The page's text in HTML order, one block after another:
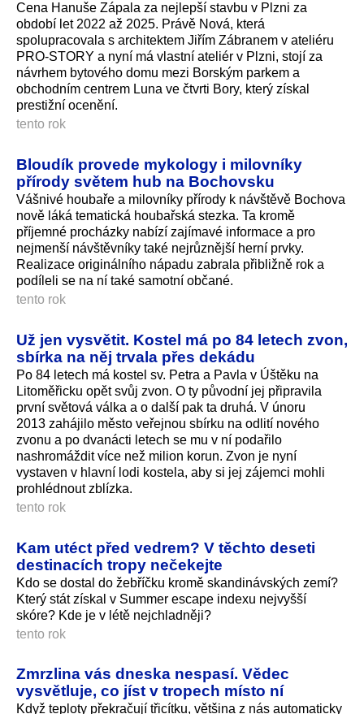
Cena Hanuše Zápala za nejlepší stavbu v Plzni za
období let 2022 až 2025. Právě Nová, která
spolupracovala s architektem Jiřím Zábranem v ateliéru
PRO-STORY a nyní má vlastní ateliér v Plzni, stojí za
návrhem bytového domu mezi Borským parkem a
obchodním centrem Luna ve čtvrti Bory, který získal
prestižní ocenění.
tento rok
Bloudík provede mykology i milovníky
přírody světem hub na Bochovsku
Vášnivé houbaře a milovníky přírody k návštěvě Bochova
nově láká tematická houbařská stezka. Ta kromě
příjemné procházky nabízí zajímavé informace a pro
nejmenší návštěvníky také nejrůznější herní prvky.
Realizace originálního nápadu zabrala přibližně rok a
podíleli se na ní také samotní občané.
tento rok
Už jen vysvětit. Kostel má po 84 letech zvon,
sbírka na něj trvala přes dekádu
Po 84 letech má kostel sv. Petra a Pavla v Úštěku na
Litoměřicku opět svůj zvon. O ty původní jej připravila
první světová válka a o další pak ta druhá. V únoru
2013 zahájilo město veřejnou sbírku na odlití nového
zvonu a po dvanácti letech se mu v ní podařilo
nashromáždit více než milion korun. Zvon je nyní
vystaven v hlavní lodi kostela, aby si jej zájemci mohli
prohlédnout zblízka.
tento rok
Kam utéct před vedrem? V těchto deseti
destinacích tropy nečekejte
Kdo se dostal do žebříčku kromě skandinávských zemí?
Který stát získal v Summer escape indexu nejvyšší
skóre? Kde je v létě nejchladněji?
tento rok
Zmrzlina vás dneska nespasí. Vědec
vysvětluje, co jíst v tropech místo ní
Když teploty překračují třicítku, většina z nás automaticky